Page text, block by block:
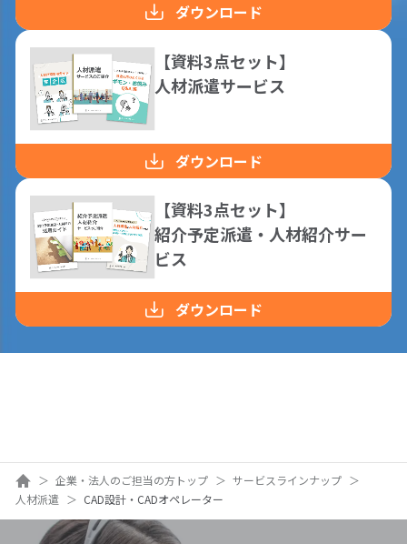
ダウンロード
【資料3点セット】
人材派遣サービス
ダウンロード
【資料3点セット】
紹介予定派遣・人材紹介サー
ビス
ダウンロード
ホーム企業・法人のご担当の方トップ
サービスラインナップ
人材派遣
CAD設計・CADオペレーター